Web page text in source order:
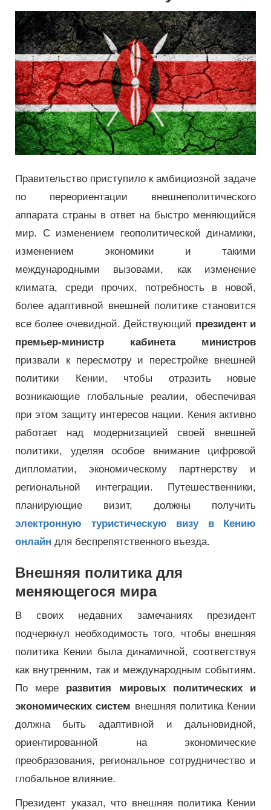
Правительство приступило к амбициозной задаче
по переориентации внешнеполитического
аппарата страны в ответ на быстро меняющийся
мир. С изменением геополитической динамики,
изменением экономики и такими
международными вызовами, как изменение
климата, среди прочих, потребность в новой,
более адаптивной внешней политике становится
все более очевидной. Действующий президент и
премьер-министр кабинета министров
призвали к пересмотру и перестройке внешней
политики Кении, чтобы отразить новые
возникающие глобальные реалии, обеспечивая
при этом защиту интересов нации. Кения активно
работает над модернизацией своей внешней
политики, уделяя особое внимание цифровой
дипломатии, экономическому партнерству и
региональной интеграции. Путешественники,
планирующие визит, должны получить
электронную туристическую визу в Кению
онлайн для беспрепятственного въезда.
Внешняя политика для
меняющегося мира
В своих недавних замечаниях президент
подчеркнул необходимость того, чтобы внешняя
политика Кении была динамичной, соответствуя
как внутренним, так и международным событиям.
По мере развития мировых политических и
экономических систем внешняя политика Кении
должна быть адаптивной и дальновидной,
ориентированной на экономические
преобразования, региональное сотрудничество и
глобальное влияние.
Президент указал, что внешняя политика Кении